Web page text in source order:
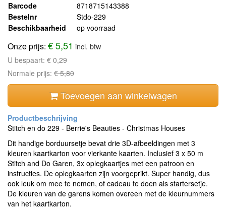
Barcode
8718715143388
Bestelnr
Stdo-229
Beschikbaarheid
op voorraad
Onze prijs: € 5,51 incl. btw
U bespaart: € 0,29
Normale prijs: € 5,80
Toevoegen aan winkelwagen
Stitch en do 229 - Berrie's Beauties - Christmas Houses
Dit handige borduursetje bevat drie 3D-afbeeldingen met 3
kleuren kaartkarton voor vierkante kaarten. Inclusief 3 x 50 m
Stitch and Do Garen, 3x oplegkaartjes met een patroon en
instructies. De oplegkaarten zijn voorgeprikt. Super handig, dus
ook leuk om mee te nemen, of cadeau te doen als startersetje.
De kleuren van de garens komen overeen met de kleurnummers
van het kaartkarton.